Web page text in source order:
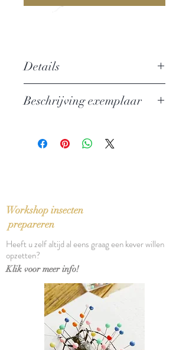
Details
Uitgever: Atlantis Books
Bindwijze: Pocket
Beschrijving exemplaar
Workshop insecten
prepareren
Heeft u zelf altijd al eens graag een kever willen
opzetten?
Klik voor meer info!